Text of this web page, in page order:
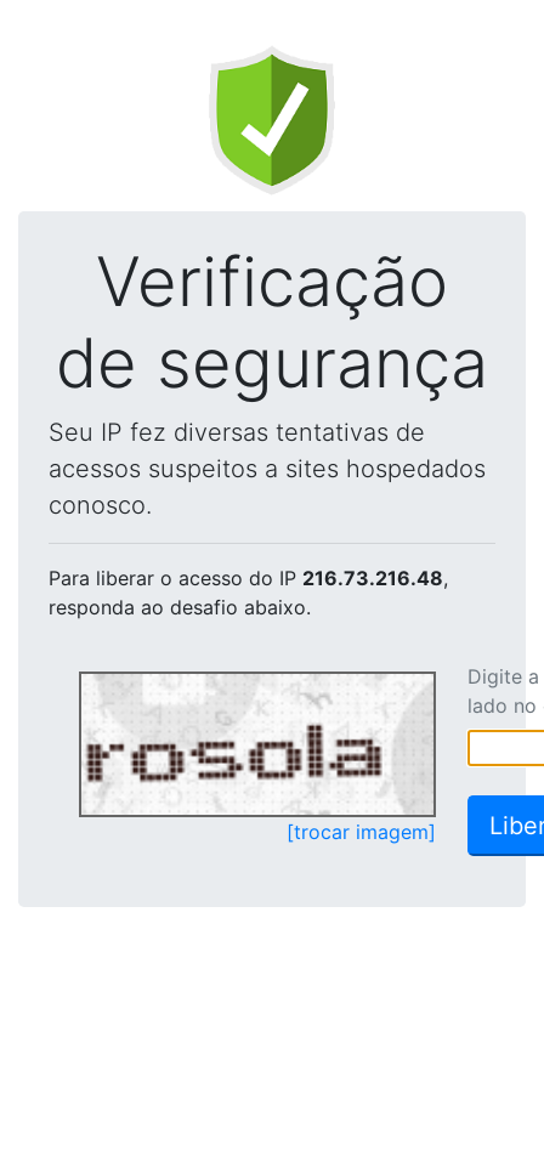
Verificação
de segurança
Seu IP fez diversas tentativas de
acessos suspeitos a sites hospedados
conosco.
Para liberar o acesso do IP 216.73.216.48,
responda ao desafio abaixo.
[trocar imagem]
Digite
lado no